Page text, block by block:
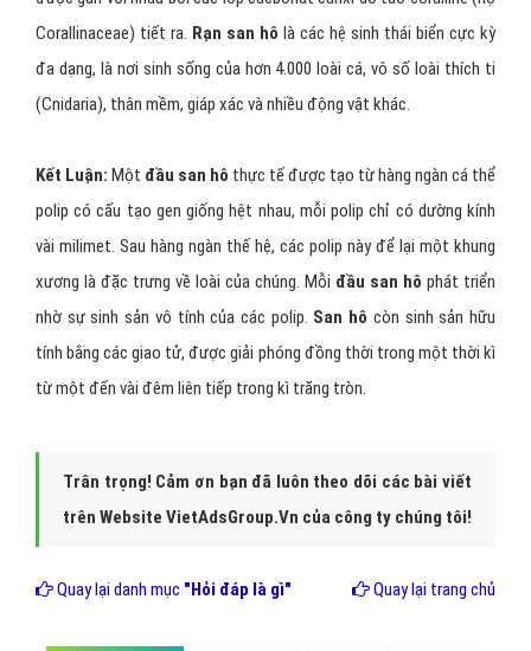
Corallinaceae) tiết ra. Rạn san hô là các hệ sinh thái biển cực kỳ
đa dạng, là nơi sinh sống của hơn 4.000 loài cá, vô số loài thích ti
(Cnidaria), thân mềm, giáp xác và nhiều động vật khác.
Kết Luận: Một đầu san hô thực tế được tạo từ hàng ngàn cá thể
polip có cấu tạo gen giống hệt nhau, mỗi polip chỉ có dường kính
vài milimet. Sau hàng ngàn thế hệ, các polip này để lại một khung
xương là đặc trưng về loài của chúng. Mỗi đầu san hô phát triển
nhờ sự sinh sản vô tính của các polip. San hô còn sinh sản hữu
tính bằng các giao tử, được giải phóng đồng thời trong một thời kì
từ một đến vài đêm liên tiếp trong kì trăng tròn.
Trân trọng! Cảm ơn bạn đã luôn theo dõi các bài viết
trên Website VietAdsGroup.Vn của công ty chúng tôi!
Quay lại danh mục "Hỏi đáp là gì" Quay lại trang chủ